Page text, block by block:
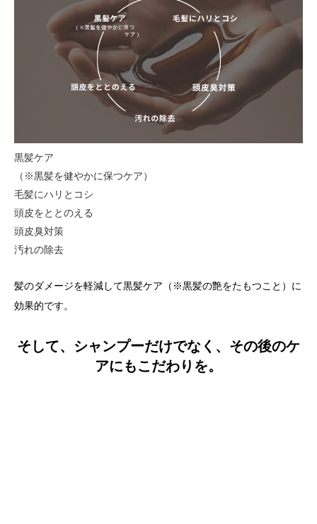
黒髪ケア
（※黒髪を健やかに保つケア）
毛髪にハリとコシ
頭皮をととのえる
頭皮臭対策
汚れの除去
髪のダメージを軽減して黒髪ケア（※黒髪の艶をたもつこと）に
効果的です。
そして、シャンプーだけでなく、その後のケ
アにもこだわりを。